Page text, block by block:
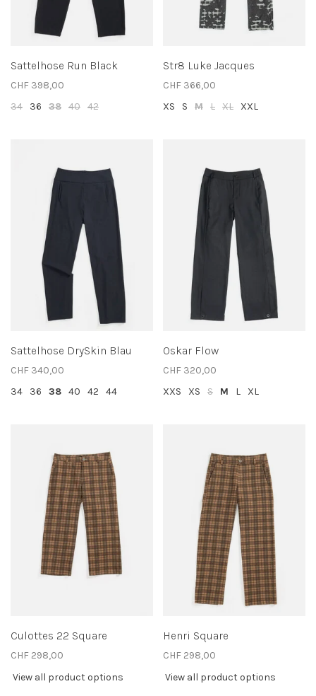
Sattelhose Run Black
CHF 398,00
34
36 38 40 42
Str8 Luke Jacques
CHF 366,00
XS
S M L XL XXL
Sattelhose DrySkin Blau
CHF 340,00
34
36 38 40 42 44
Oskar Flow
CHF 320,00
XXS
XS S M L XL
Culottes 22 Square
CHF 298,00
View all product options
Henri Square
CHF 298,00
View all product options